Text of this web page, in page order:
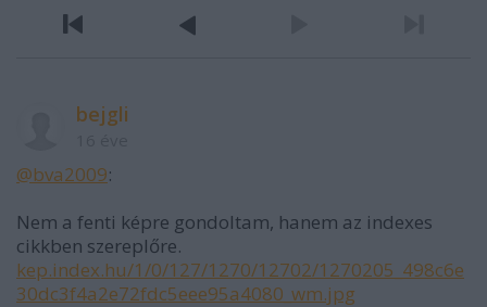
bejgli
@bva2009:
Nem a fenti képre gondoltam, hanem az indexes
cikkben szereplőre.
kep.index.hu/1/0/127/1270/12702/1270205_498c6e
30dc3f4a2e72fdc5eee95a4080_wm.jpg